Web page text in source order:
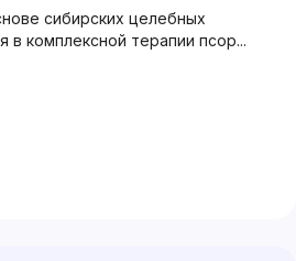
сибирских целебных
в комплексной терапии псор...